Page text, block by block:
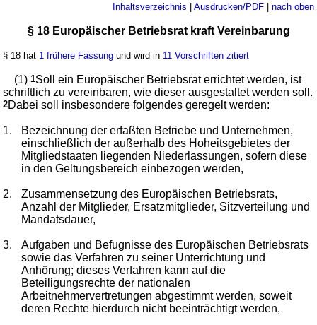
Inhaltsverzeichnis Ausdrucken/PDF| nach oben
§ 18 Europäischer Betriebsrat kraft Vereinbarung
§ 18 hat 1 frühere Fassung und wird in 11 Vorschriften zitiert
(1)1Soll ein Europäischer Betriebsrat errichtet werden, ist
schriftlich zu vereinbaren, wie dieser ausgestaltet werden soll.
2Dabei soll insbesondere folgendes geregelt werden:
1.
Bezeichnung der erfaßten Betriebe und Unternehmen,
einschließlich der außerhalb des Hoheitsgebietes der
Mitgliedstaaten liegenden Niederlassungen, sofern diese
in den Geltungsbereich einbezogen werden,
2.
Zusammensetzung des Europäischen Betriebsrats,
Anzahl der Mitglieder, Ersatzmitglieder, Sitzverteilung und
Mandatsdauer,
3.
Aufgaben und Befugnisse des Europäischen Betriebsrats
sowie das Verfahren zu seiner Unterrichtung und
Anhörung; dieses Verfahren kann auf die
Beteiligungsrechte der nationalen
Arbeitnehmervertretungen abgestimmt werden, soweit
deren Rechte hierdurch nicht beeinträchtigt werden,